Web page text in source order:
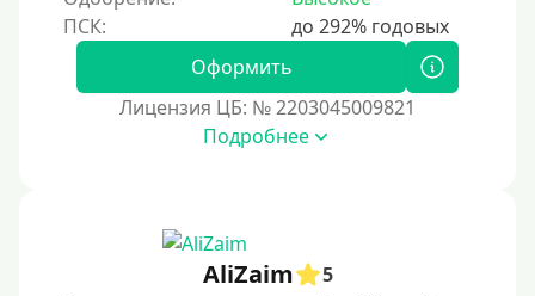
180 дней
Оформить
Лицензия ЦБ: № 2203045009821
Подробнее
AliZaim
5